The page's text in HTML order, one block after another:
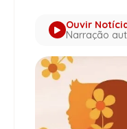
Ouvir
Narração